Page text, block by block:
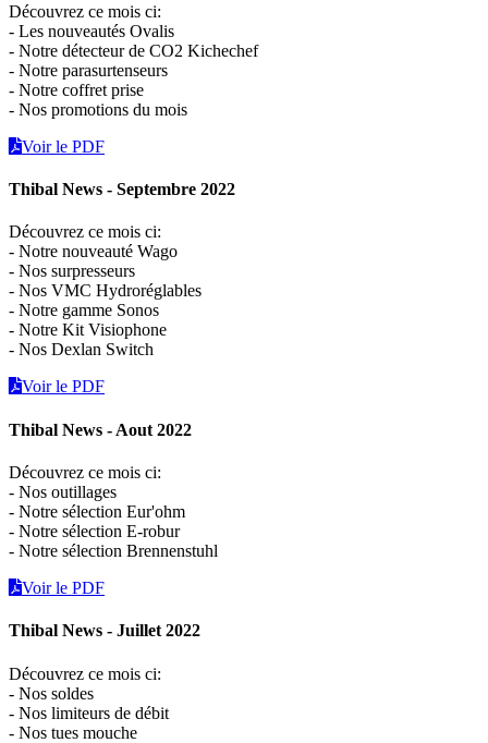
Découvrez ce mois ci:
- Les nouveautés Ovalis
- Notre détecteur de CO2 Kichechef
- Notre parasurtenseurs
- Notre coffret prise
- Nos promotions du mois
Voir le PDF
Thibal News - Septembre 2022
Découvrez ce mois ci:
- Notre nouveauté Wago
- Nos surpresseurs
- Nos VMC Hydroréglables
- Notre gamme Sonos
- Notre Kit Visiophone
- Nos Dexlan Switch
Voir le PDF
Thibal News - Aout 2022
Découvrez ce mois ci:
- Nos outillages
- Notre sélection Eur'ohm
- Notre sélection E-robur
- Notre sélection Brennenstuhl
Voir le PDF
Thibal News - Juillet 2022
Découvrez ce mois ci:
- Nos soldes
- Nos limiteurs de débit
- Nos tues mouche